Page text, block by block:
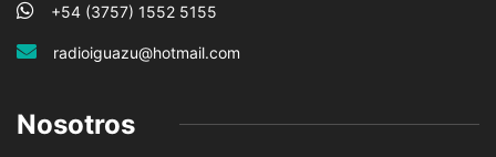
+54 (3757) 1552 5155
radioiguazu@hotmail.com
Nosotros